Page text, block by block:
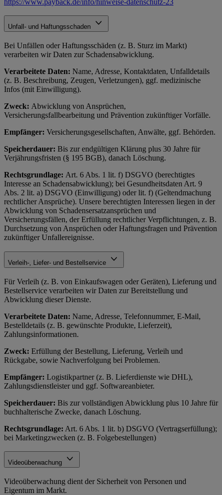
Unfall- und Haftungsschaden
Bei Unfällen oder Haftungsschäden (z. B. Sturz im Markt)
verarbeiten wir Daten zur Schadensabwicklung.
Verarbeitete Daten: Name, Adresse, Kontaktdaten, Unfalldetails
(z. B. Beschreibung, Zeugen, Verletzungen), ggf. medizinische
Infos (mit Einwilligung).
Zweck: Abwicklung von Ansprüchen,
Versicherungsfallbearbeitung und Prävention zukünftiger Vorfälle.
Empfänger: Versicherungsgesellschaften, Anwälte, ggf. Behörden.
Speicherdauer: Bis zur endgültigen Klärung plus 30 Jahre für
Verjährungsfristen (§ 195 BGB), danach Löschung.
Rechtsgrundlage: Art. 6 Abs. 1 lit. f) DSGVO (berechtigtes
Interesse an Schadensabwicklung); bei Gesundheitsdaten Art. 9
Abs. 2 lit. a) DSGVO (Einwilligung) oder lit. f) (Geltendmachung
rechtlicher Ansprüche). Unsere berechtigten Interessen liegen in der
Abwicklung von Schadensersatzansprüchen und
Versicherungsfällen, der Erfüllung rechtlicher Verpflichtungen, z. B.
Durchsetzung von Ansprüchen oder Haftungsfragen und Prävention
zukünftiger Unfallereignisse.
Verleih-, Liefer- und Bestellservice
Für Verleih (z. B. von Einkaufswagen oder Geräten), Lieferung und
Bestellservice verarbeiten wir Daten zur Bereitstellung und
Abwicklung dieser Dienste.
Verarbeitete Daten: Name, Adresse, Telefonnummer, E-Mail,
Bestelldetails (z. B. gewünschte Produkte, Lieferzeit),
Zahlungsinformationen.
Zweck: Erfüllung der Bestellung, Lieferung, Verleih und
Rückgabe, sowie Nachverfolgung bei Problemen.
Empfänger: Logistikpartner (z. B. Lieferdienste wie DHL),
Zahlungsdienstleister und ggf. Softwareanbieter.
Speicherdauer: Bis zur vollständigen Abwicklung plus 10 Jahre für
buchhalterische Zwecke, danach Löschung.
Rechtsgrundlage: Art. 6 Abs. 1 lit. b) DSGVO (Vertragserfüllung);
bei Marketingzwecken (z. B. Folgebestellungen)
Videoüberwachung
Videoüberwachung dient der Sicherheit von Personen und
Eigentum im Markt.